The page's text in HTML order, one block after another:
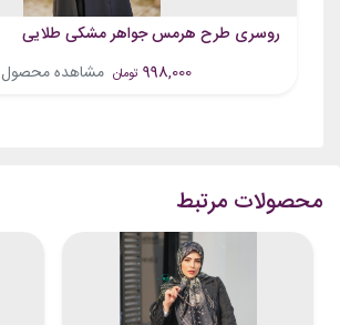
روسری طرح هرمس جواهر مشکی طلایی
998,000 تومان مشاهده محصول
محصولات مرتبط